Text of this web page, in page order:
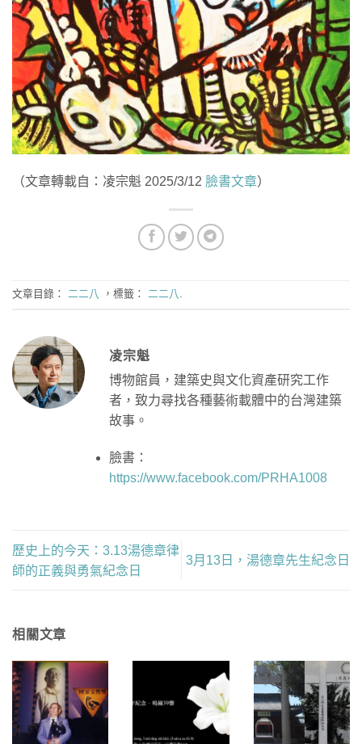
（文章轉載自：凌宗魁 2025/3/12 臉書文章）
文章目錄： 二二八 ，標籤： 二二八 .
凌宗魁
博物館員，建築史與文化資產研究工作
者，致力尋找各種藝術載體中的台灣建築
故事。
臉書：
https://www.facebook.com/PRHA1008
歷史上的今天：3.13湯德章律
師的正義與勇氣紀念日
3月13日，湯德章先生紀念日
相關文章